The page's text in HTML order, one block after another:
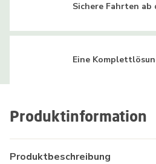
Produktinformation
Produktbeschreibung
Sichere Fahrten ab
Eine